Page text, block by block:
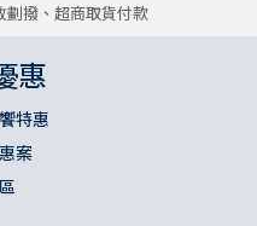
劃撥、超商取貨付款
惠
特惠
案